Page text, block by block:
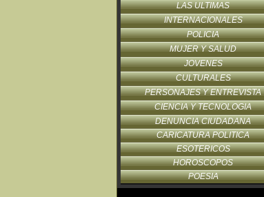
LAS ULTIMAS
INTERNACIONALES
POLICIA
MUJER Y SALUD
JOVENES
CULTURALES
PERSONAJES Y ENTREVISTA
CIENCIA Y TECNOLOGIA
DENUNCIA CIUDADANA
CARICATURA POLITICA
ESOTERICOS
HOROSCOPOS
POESIA